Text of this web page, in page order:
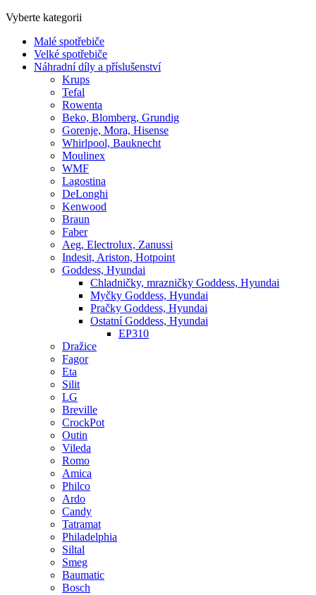
Vyberte kategorii
Malé spotřebiče
Velké spotřebiče
Náhradní díly a příslušenství
Krups
Tefal
Rowenta
Beko, Blomberg, Grundig
Gorenje, Mora, Hisense
Whirlpool, Bauknecht
Moulinex
WMF
Lagostina
DeLonghi
Kenwood
Braun
Faber
Aeg, Electrolux, Zanussi
Indesit, Ariston, Hotpoint
Goddess, Hyundai
Chladničky, mrazničky Goddess, Hyundai
Myčky Goddess, Hyundai
Pračky Goddess, Hyundai
Ostatní Goddess, Hyundai
EP310
Dražice
Fagor
Eta
Silit
LG
Breville
CrockPot
Outin
Vileda
Romo
Amica
Philco
Ardo
Candy
Tatramat
Philadelphia
Siltal
Smeg
Baumatic
Bosch